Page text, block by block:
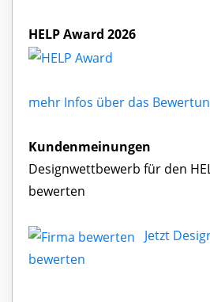
HELP Award 2026
mehr Infos über das
Kundenmeinungen
Designwettbewerb für den
bewerten
Jetzt
bewerten